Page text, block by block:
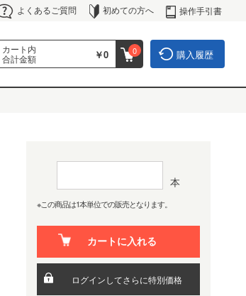
よくあるご質問 初めての方へ 操作手引書
カート内
合計金額
￥0 0 購入履歴
本
※この商品は1本単位での販売となります。
カートに入れる
ログインしてさらに特別価格